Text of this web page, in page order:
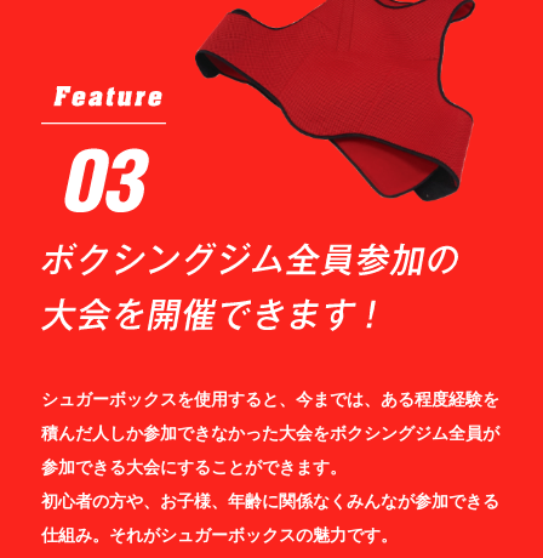
シュガーボックスを使用すると、今までは、ある程度経験を
積んだ人しか参加できなかった大会をボクシングジム全員が
参加できる大会にすることができます。
初心者の方や、お子様、年齢に関係なくみんなが参加できる
仕組み。それがシュガーボックスの魅力です。